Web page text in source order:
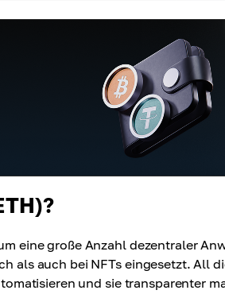
eine große Anzahl dezentraler
als auch bei NFTs eingesetzt. All
und sie transparenter